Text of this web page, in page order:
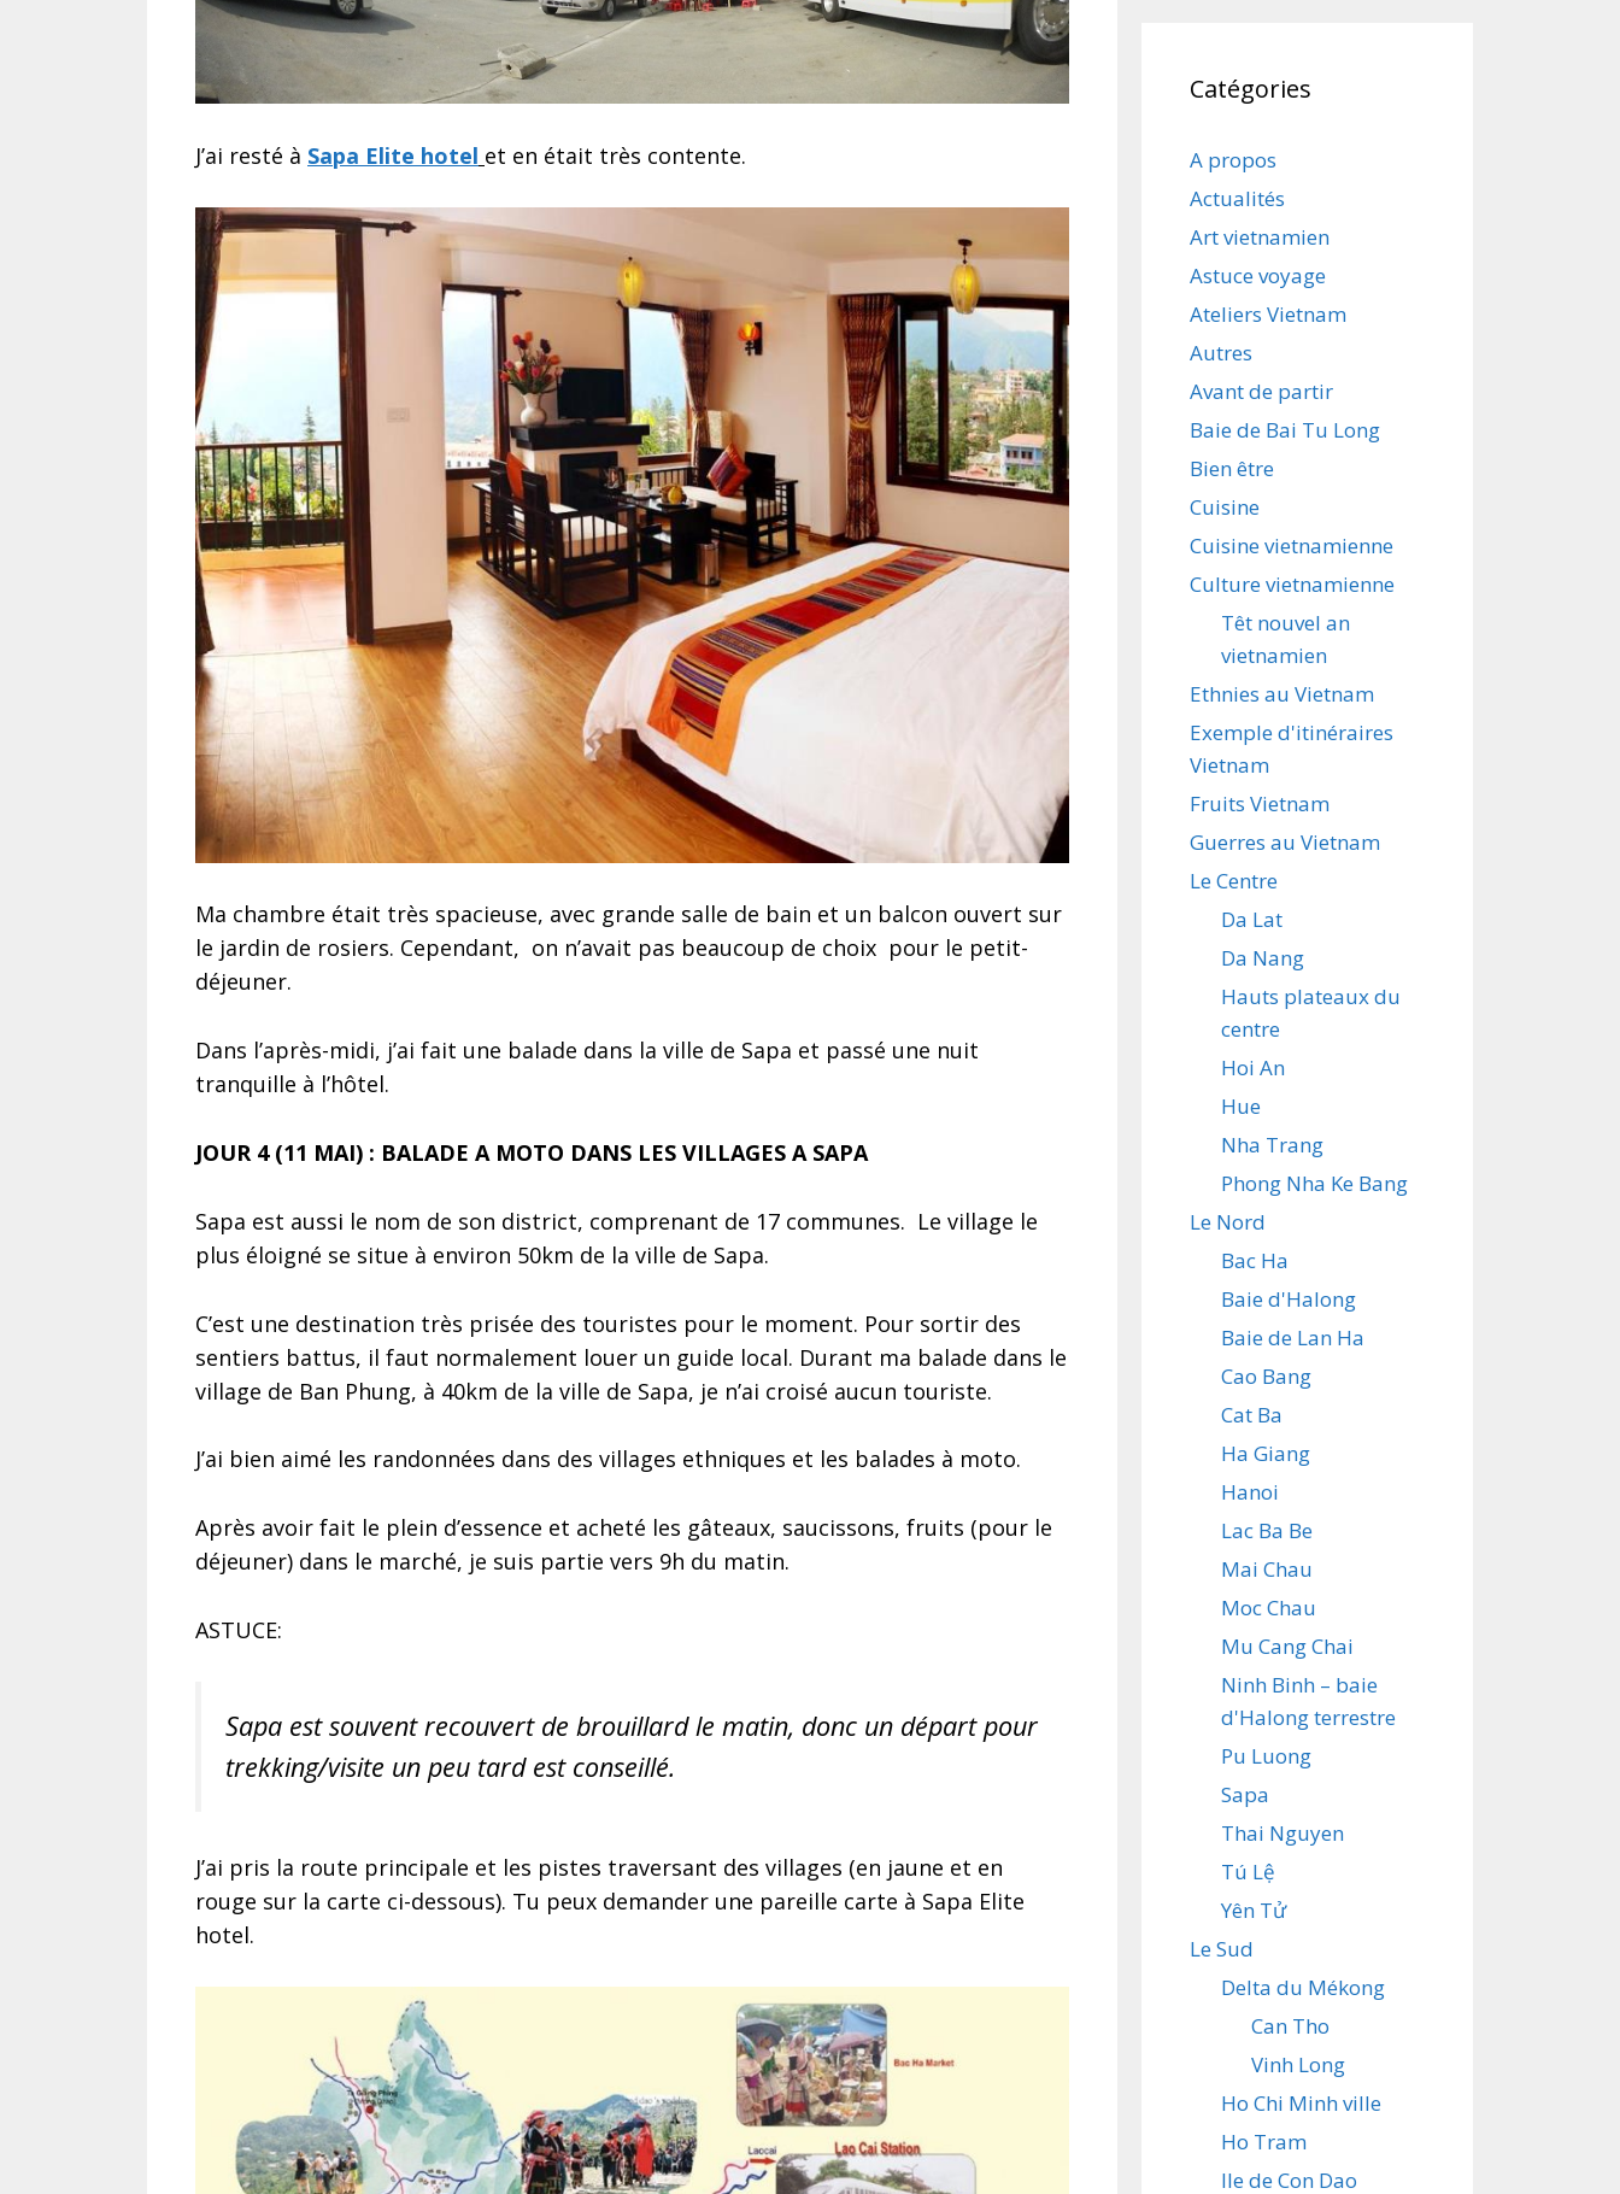
J’ai resté à Sapa Elite hotel et en était très contente.
Ma chambre était très spacieuse, avec grande salle de bain et un balcon ouvert sur
le jardin de rosiers. Cependant, on n’avait pas beaucoup de choix pour le petit-
déjeuner.
Dans l’après-midi, j’ai fait une balade dans la ville de Sapa et passé une nuit
tranquille à l’hôtel.
JOUR 4 (11 MAI) : BALADE A MOTO DANS LES VILLAGES A SAPA
Sapa est aussi le nom de son district, comprenant de 17 communes. Le village le
plus éloigné se situe à environ 50km de la ville de Sapa.
C’est une destination très prisée des touristes pour le moment. Pour sortir des
sentiers battus, il faut normalement louer un guide local. Durant ma balade dans le
village de Ban Phung, à 40km de la ville de Sapa, je n’ai croisé aucun touriste.
J’ai bien aimé les randonnées dans des villages ethniques et les balades à moto.
Après avoir fait le plein d’essence et acheté les gâteaux, saucissons, fruits (pour le
déjeuner) dans le marché, je suis partie vers 9h du matin.
ASTUCE:
Sapa est souvent recouvert de brouillard le matin, donc un départ pour
trekking/visite un peu tard est conseillé.
J’ai pris la route principale et les pistes traversant des villages (en jaune et en
rouge sur la carte ci-dessous). Tu peux demander une pareille carte à Sapa Elite
hotel.
Catégories
A propos
Actualités
Art vietnamien
Astuce voyage
Ateliers Vietnam
Autres
Avant de partir
Baie de Bai Tu Long
Bien être
Cuisine
Cuisine vietnamienne
Culture vietnamienne
Têt nouvel an
vietnamien
Ethnies au Vietnam
Exemple d'itinéraires
Vietnam
Fruits Vietnam
Guerres au Vietnam
Le Centre
Da Lat
Da Nang
Hauts plateaux du
centre
Hoi An
Hue
Nha Trang
Phong Nha Ke Bang
Le Nord
Bac Ha
Baie d'Halong
Baie de Lan Ha
Cao Bang
Cat Ba
Ha Giang
Hanoi
Lac Ba Be
Mai Chau
Moc Chau
Mu Cang Chai
Ninh Binh – baie
d'Halong terrestre
Pu Luong
Sapa
Thai Nguyen
Tú Lệ
Yên Tử
Le Sud
Delta du Mékong
Can Tho
Vinh Long
Ho Chi Minh ville
Ho Tram
Ile de Con Dao